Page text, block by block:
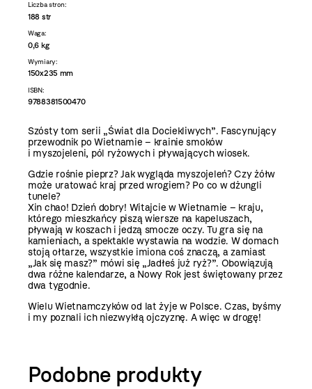
Liczba stron:
188 str
Waga:
0,6 kg
Wymiary:
150x235 mm
ISBN:
9788381500470
Szósty tom serii „Świat dla Dociekliwych”. Fascynujący
przewodnik po Wietnamie – krainie smoków
i myszojeleni, pól ryżowych i pływających wiosek.
Gdzie rośnie pieprz? Jak wygląda myszojeleń? Czy żółw
może uratować kraj przed wrogiem? Po co w dżungli
tunele?
Xin chao! Dzień dobry! Witajcie w Wietnamie – kraju,
którego mieszkańcy piszą wiersze na kapeluszach,
pływają w koszach i jedzą smocze oczy. Tu gra się na
kamieniach, a spektakle wystawia na wodzie. W domach
stoją ołtarze, wszystkie imiona coś znaczą, a zamiast
„Jak się masz?” mówi się „Jadłeś już ryż?”. Obowiązują
dwa różne kalendarze, a Nowy Rok jest świętowany przez
dwa tygodnie.
Wielu Wietnamczyków od lat żyje w Polsce. Czas, byśmy
i my poznali ich niezwykłą ojczyznę. A więc w drogę!
Podobne produkty